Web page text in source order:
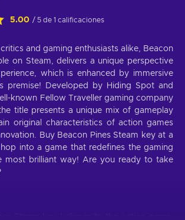
5.00 / 5 de 1 calificaciones
and gaming enthusiasts alike, Beacon
on Steam, delivers a unique perspective
which is enhanced by immersive
premise! Developed by Hiding Spot and
known Fellow Traveller gaming company
title presents a unique mix of gameplay
original characteristics of action games
Buy Beacon Pines Steam key at a
into a game that redefines the gaming
most brilliant way! Are you ready to take